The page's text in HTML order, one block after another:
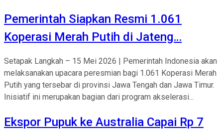
Pemerintah Siapkan Resmi 1.061
Koperasi Merah Putih di Jateng…
Setapak Langkah – 15 Mei 2026 | Pemerintah Indonesia akan
melaksanakan upacara peresmian bagi 1.061 Koperasi Merah
Putih yang tersebar di provinsi Jawa Tengah dan Jawa Timur.
Inisiatif ini merupakan bagian dari program akselerasi...
Ekspor Pupuk ke Australia Capai Rp 7